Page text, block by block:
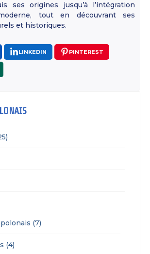
ses origines jusqu’à l’intégration
tout en découvrant ses
et historiques.
LINKEDIN PINTEREST
(7)
(4)